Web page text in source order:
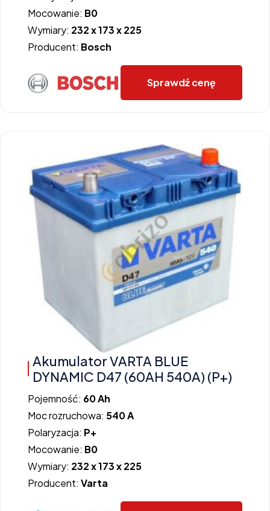
Mocowanie: B0
Wymiary: 232 x 173 x 225
Producent: Bosch
Sprawdź cenę
Akumulator VARTA BLUE
DYNAMIC D47 (60AH 540A) (P+)
Pojemność: 60 Ah
Moc rozruchowa: 540 A
Polaryzacja: P+
Mocowanie: B0
Wymiary: 232 x 173 x 225
Producent: Varta